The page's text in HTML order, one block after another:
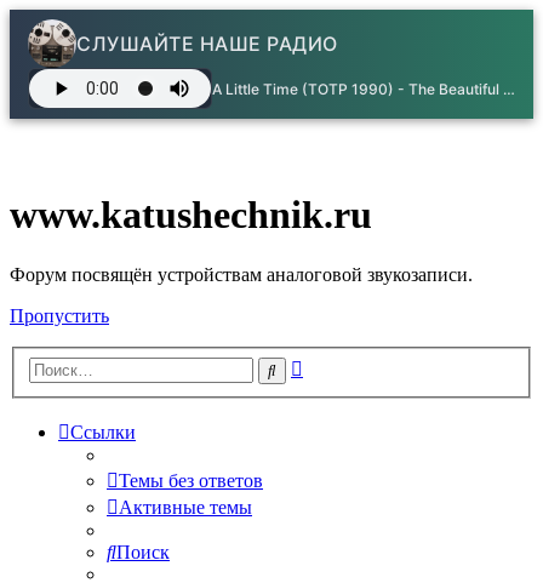
СЛУШАЙТЕ НАШЕ РАДИО
A Little Time (TOTP 1990) - The Beautiful South
www.katushechnik.ru
Форум посвящён устройствам аналоговой звукозаписи.
Пропустить
Поиск
Ссылки
Темы без ответов
Активные темы
Поиск